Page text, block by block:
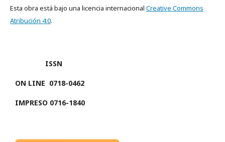
Esta obra está bajo una licencia internacional Creative Commons
Atribución 4.0.
ISSN
ON LINE 0718-0462
IMPRESO 0716-1840